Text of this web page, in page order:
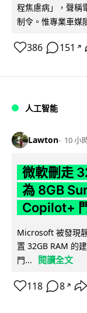
程焦慮病」，聲稱
制令。惟專業車媒
386 151 ↗
人工智能
Lawton 10 小
微軟刪走
為 8GB
Copilot+
Microsoft 被發現
置 32GB RAM 的
門...
閱讀全文
118 8 ↗